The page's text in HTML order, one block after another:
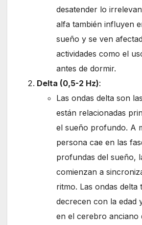
desatender lo
alfa también influyen
sueño y se ven
actividades como el
antes de dormir.
Delta (0,5-2 Hz):
Las ondas delta son
están relacionadas
el sueño profundo. A
persona cae en las
profundas del sueño,
comienzan a
ritmo. Las ondas delta
decrecen con la edad
en el cerebro anciano